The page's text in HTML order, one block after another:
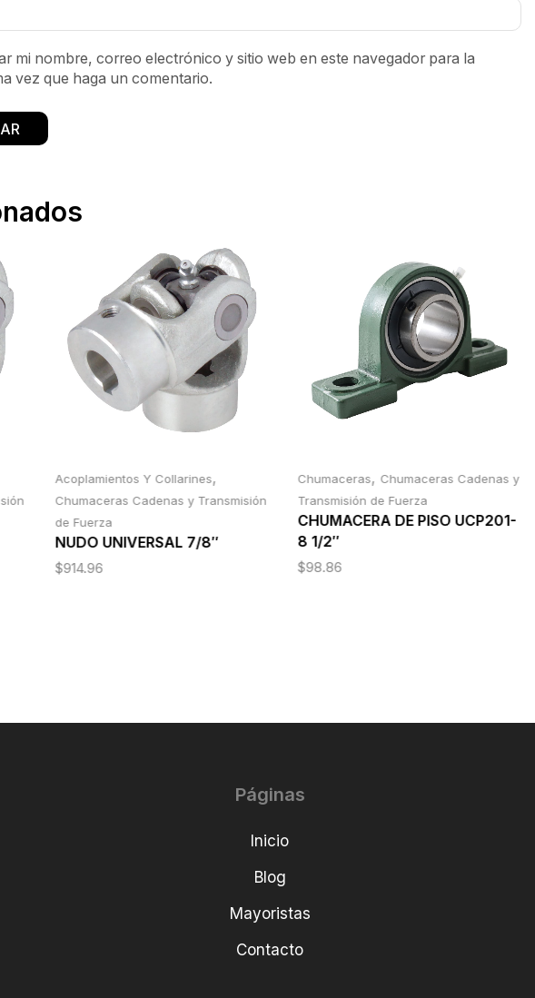
mi nombre, correo electrónico y sitio web en este navegador para la
vez que haga un comentario.
Acoplamientos Y Collarines,
Chumaceras Cadenas y Transmisión
de Fuerza
NUDO UNIVERSAL 7/8″
$914.96
Chumaceras, Chumaceras Cadenas y
Transmisión de Fuerza
CHUMACERA DE PISO UCP201-
8 1/2″
$98.86
Páginas
Inicio
Blog
Mayoristas
Contacto